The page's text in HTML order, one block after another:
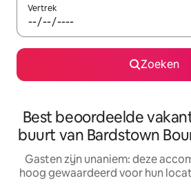
Vertrek
Zoeken
Best beoordeelde
buurt van Bardstown
Gasten zijn unaniem: deze
hoog gewaardeerd voor hun